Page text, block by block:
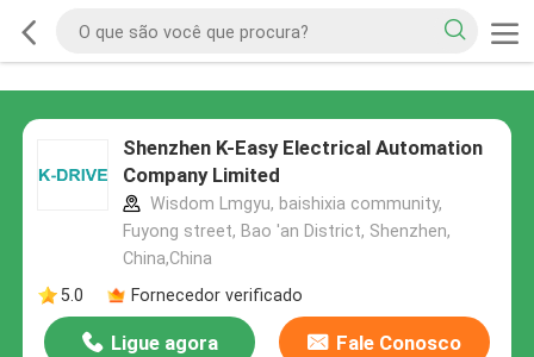
Shenzhen K-Easy Electrical Automation
Company Limited
Wisdom Lmgyu, baishixia community,
Fuyong street, Bao 'an District, Shenzhen,
China,China
5.0
Fornecedor verificado
Ligue agora Fale Conosco